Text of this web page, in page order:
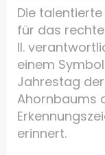
Die
für das
II.
einem
Jahrestag
Ahornbaums
erinnert.